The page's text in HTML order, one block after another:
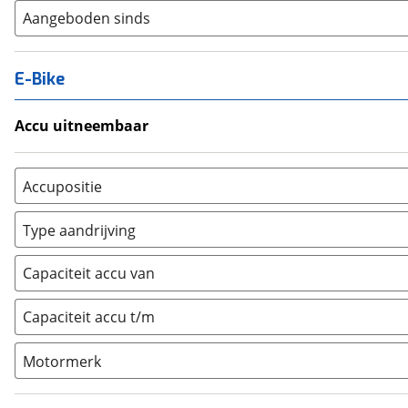
Aangeboden sinds
E-Bike
Accu uitneembaar
Nee, vast (0)
Accupositie
Bagagedrager (0)
Frame (0 )
Vloer (0
Achterbank (0)
Kofferbak (0)
Overig (0)
Type aandrijving
Achterwiel (0)
Trapas
Voorwiel
Capaciteit accu van
Capaciteit accu t/m
Motormerk
Bosch (0)